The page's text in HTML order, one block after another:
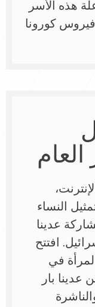
هذه الأسر
كورونا
النساء
عدينا
افتتح
في
عدينا بار